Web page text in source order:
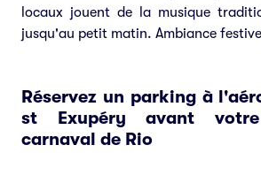
locaux jouent de la musique
jusqu'au petit matin. Ambiance
Réservez un parking à
st Exupéry avant
carnaval de Rio